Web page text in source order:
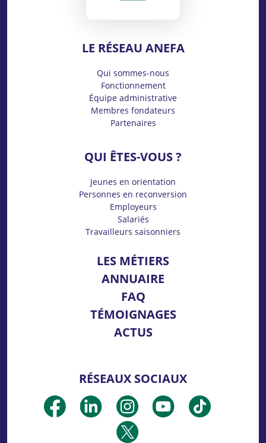
LE RÉSEAU ANEFA
Qui sommes-nous
Fonctionnement
Équipe administrative
Membres fondateurs
Partenaires
QUI ÊTES-VOUS ?
Jeunes en orientation
Personnes en reconversion
Employeurs
Salariés
Travailleurs saisonniers
LES MÉTIERS
ANNUAIRE
FAQ
TÉMOIGNAGES
ACTUS
RÉSEAUX SOCIAUX